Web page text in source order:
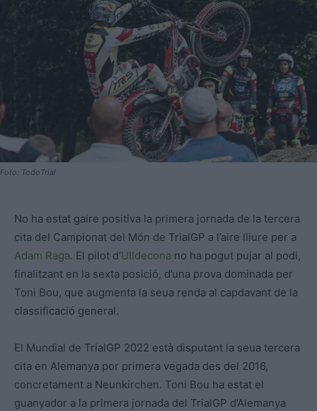
Foto: TodoTrial
No ha estat gaire positiva la primera jornada de la tercera
cita del Campionat del Món de TrialGP a l’aire lliure per a
Adam Raga. El pilot d’Ulldecona no ha pogut pujar al podi,
finalitzant en la sexta posició, d’una prova dominada per
Toni Bou, que augmenta la seua renda al capdavant de la
classificació general.
El Mundial de TrialGP 2022 està disputant la seua tercera
cita en Alemanya por primera vegada des del 2016,
concretament a Neunkirchen. Toni Bou ha estat el
guanyador a la primera jornada del TrialGP d’Alemanya